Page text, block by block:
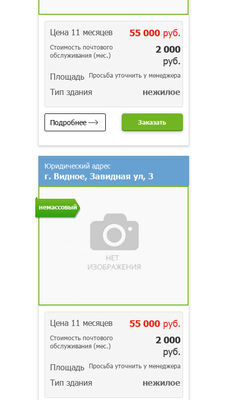
Цена 11 месяцев 55 000руб.
Стоимость почтового
обслуживания (мес.)
2 000
руб.
Площадь Просьба уточнить у менеджера
Тип здания нежилое
Подробнее Заказать
немассовый
Юридический адрес
г. Видное, Завидная ул, 3
Цена 11 месяцев 55 000руб.
Стоимость почтового
обслуживания (мес.)
2 000
руб.
Площадь Просьба уточнить у менеджера
Тип здания нежилое